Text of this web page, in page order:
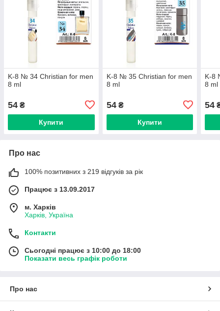
K-8 № 34 Christian for men
8 ml
54 ₴
Купити
K-8 № 35 Christian for men
8 ml
54₴
Купити
K-8
8 ml
54
Про нас
100% позитивних з 219 відгуків за рік
Працює з 13.09.2017
м. Харків
Харків, Україна
Контакти
Сьогодні працює з 10:00 до 18:00
Показати весь графік роботи
Про нас